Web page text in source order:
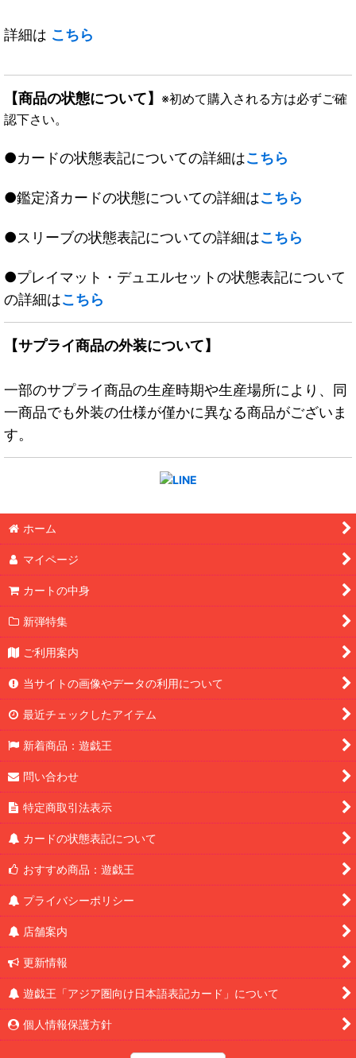
詳細は こちら
【商品の状態について】 ※初めて購入される方は必ずご確
認下さい。
●カードの状態表記についての詳細はこちら
●鑑定済カードの状態についての詳細はこちら
●スリーブの状態表記についての詳細はこちら
●プレイマット・デュエルセットの状態表記について
の詳細はこちら
【サプライ商品の外装について】
一部のサプライ商品の生産時期や生産場所により、同
一商品でも外装の仕様が僅かに異なる商品がございま
す。
ホーム
マイページ
カートの中身
新弾特集
ご利用案内
当サイトの画像やデータの利用について
最近チェックしたアイテム
新着商品：遊戯王
問い合わせ
特定商取引法表示
カードの状態表記について
おすすめ商品：遊戯王
プライバシーポリシー
店舗案内
更新情報
遊戯王「アジア圏向け日本語表記カード」について
個人情報保護方針